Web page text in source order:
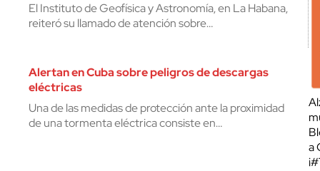
El Instituto de Geofísica y Astronomía, en La Habana,
reiteró su llamado de atención sobre…
Alertan en Cuba sobre peligros de descargas
eléctricas
Una de las medidas de protección ante la proximidad
de una tormenta eléctrica consiste en…
a